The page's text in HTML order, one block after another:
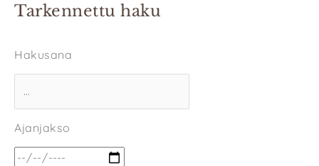
Tarkennettu haku
Hakusana
Ajanjakso